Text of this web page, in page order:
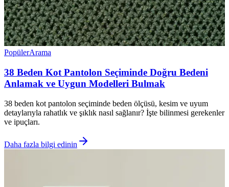
PopülerArama
38 Beden Kot Pantolon Seçiminde Doğru Bedeni
Anlamak ve Uygun Modelleri Bulmak
38 beden kot pantolon seçiminde beden ölçüsü, kesim ve uyum
detaylarıyla rahatlık ve şıklık nasıl sağlanır? İşte bilinmesi gerekenler
ve ipuçları.
Daha fazla bilgi edinin